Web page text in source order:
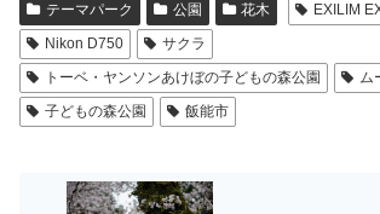
テーマパーク 公園 花木
EXILIM
Nikon D750
サクラ
トーベ・ヤンソンあけぼの子どもの森公園
ム
子どもの森公園
飯能市